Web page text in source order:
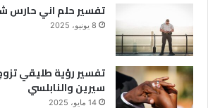
تفسير حلم اني
8 يونيو، 2025
تفسير رؤية طليقي
سيرين والنابلسي
14 مايو، 2025